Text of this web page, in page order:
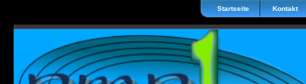
Startseite Kontakt